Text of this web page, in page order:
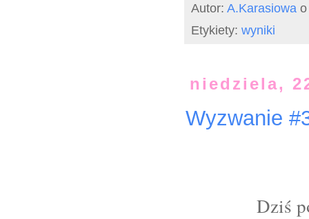
Autor: A.Karasiowa
Etykiety: wyniki
niedziela,
Wyzwanie
Dziś